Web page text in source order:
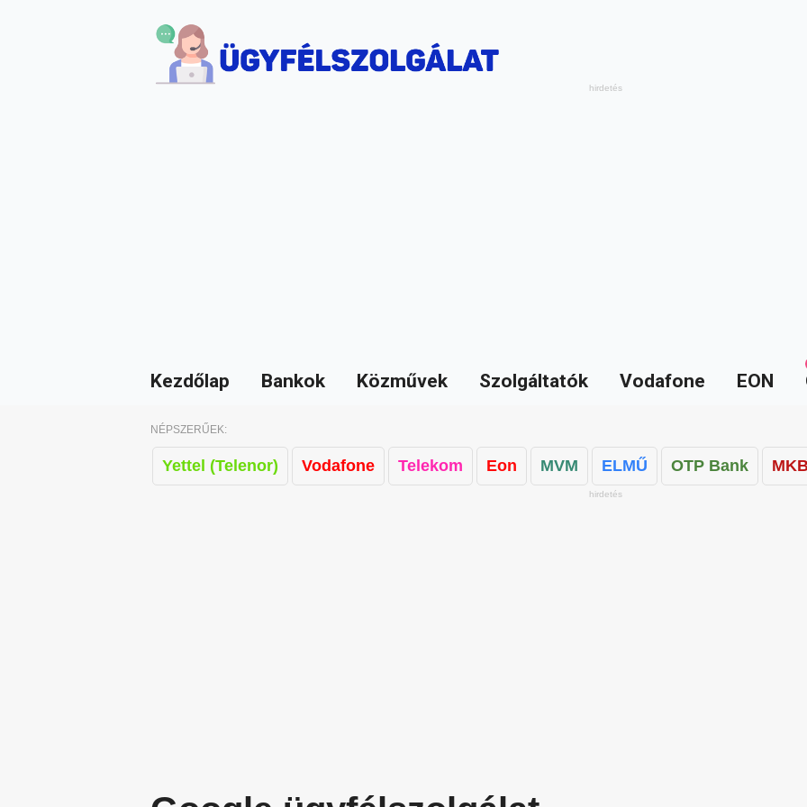
Kezdőlap Bankok Közművek Szolgáltatók Vodafone EON
NÉPSZERŰEK:
Yettel (Telenor) Vodafone Telekom Eon MVM ELMŰ OTP Bank